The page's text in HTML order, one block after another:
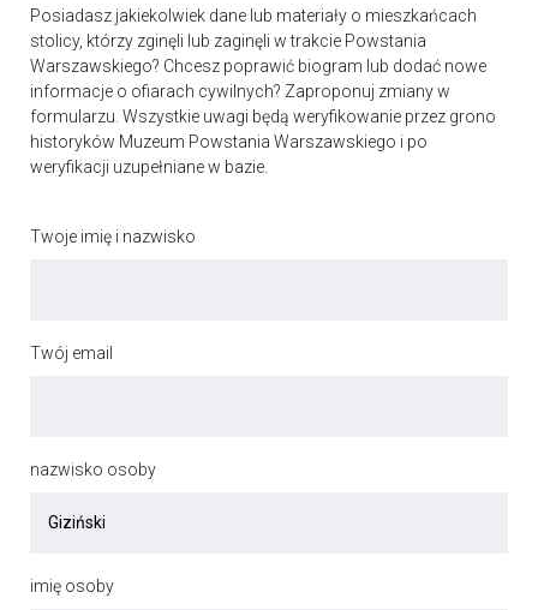
Posiadasz jakiekolwiek dane lub materiały o mieszkańcach
stolicy, którzy zginęli lub zaginęli w trakcie Powstania
Warszawskiego? Chcesz poprawić biogram lub dodać nowe
informacje o ofiarach cywilnych? Zaproponuj zmiany w
formularzu. Wszystkie uwagi będą weryfikowanie przez grono
historyków Muzeum Powstania Warszawskiego i po
weryfikacji uzupełniane w bazie.
Twoje imię i nazwisko
Twój email
nazwisko osoby
imię osoby